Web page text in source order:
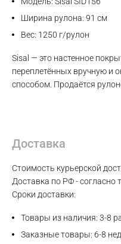
Ширина рулона: 91 см
Вес: 1250 г/рулон
Sisal — это настенное
переплетённых вручную и
способом. Продаётся
Доставка
Стоимость курьерской
Доставка по РФ -
Сроки доставки:
Товары из наличия: 3-8
Заказные товары: 6-8
WhatsApp
Telegram